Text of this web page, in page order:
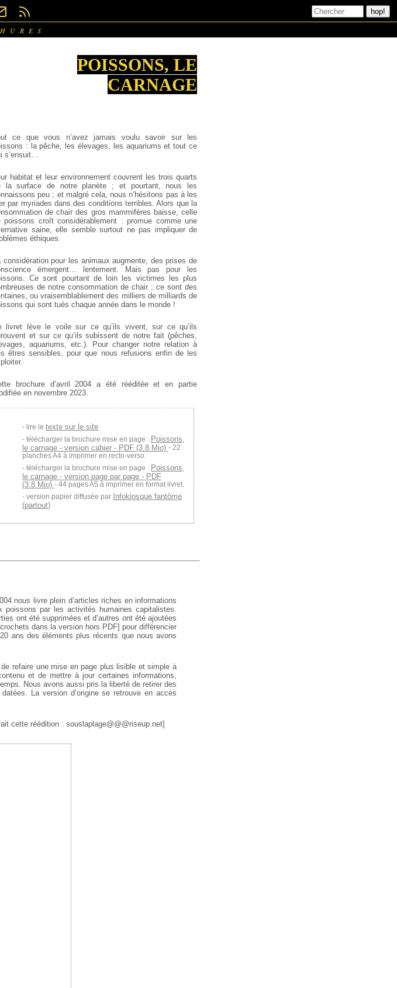
POISSONS, LE
CARNAGE
ce que vous n’avez jamais voulu savoir sur les
: la pêche, les élevages, les aquariums et tout ce
s’ensuit…
habitat et leur environnement couvrent les trois quarts
la surface de notre planète ; et pourtant, nous les
peu ; et malgré cela, nous n’hésitons pas à les
par myriades dans des conditions terribles. Alors que la
de chair des gros mammifères baisse, celle
poissons croît considérablement : promue comme une
saine, elle semble surtout ne pas impliquer de
éthiques.
considération pour les animaux augmente, des prises de
émergent… lentement. Mais pas pour les
Ce sont pourtant de loin les victimes les plus
de notre consommation de chair ; ce sont des
ou vraisemblablement des milliers de milliards de
qui sont tués chaque année dans le monde !
livret lève le voile sur ce qu’ils vivent, sur ce qu’ils
et sur ce qu’ils subissent de notre fait (pêches,
aquariums, etc.). Pour changer notre relation à
êtres sensibles, pour que nous refusions enfin de les
brochure d’avril 2004 a été rééditée et en partie
en novembre 2023.
lire le texte sur le site
télécharger la brochure mise en page : Poissons,
le carnage - version cahier - PDF (3.8 Mio) - 22
planches A4 à imprimer en recto-verso.
télécharger la brochure mise en page : Poissons,
le carnage - version page par page - PDF
(3.8 Mio) - 44 pages A5 à imprimer en format livret.
version papier diffusée par Infokiosque fantôme
(partout)
nous livre plein d’articles riches en informations
par les activités humaines capitalistes.
ont été supprimées et d’autres ont été ajoutées
dans la version hors PDF] pour différencier
ans des éléments plus récents que nous avons
refaire une mise en page plus lisible et simple à
et de mettre à jour certaines informations,
Nous avons aussi pris la liberté de retirer des
La version d’origine se retrouve en accès
cette réédition : souslaplage@@@riseup.net]